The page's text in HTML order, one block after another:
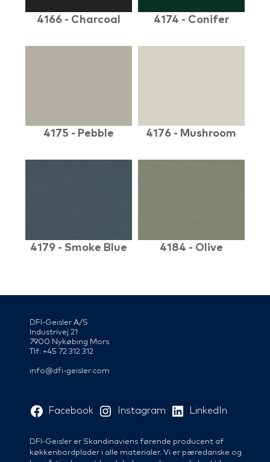
4166 - Charcoal 4174 - Conifer
4175 - Pebble 4176 - Mushroom
4179 - Smoke Blue 4184 - Olive
DFI-Geisler A/S
Industrivej 21
7900 Nykøbing Mors
Tlf: +45 72 312 312
info@dfi-geisler.com
Facebook Instagram LinkedIn
DFI-Geisler er Skandinaviens førende producent af
køkkenbordplader i alle materialer. Vi er pæredanske og